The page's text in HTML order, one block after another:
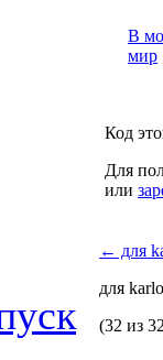
В
мир
Код
Для
или
← для
для
(32 из